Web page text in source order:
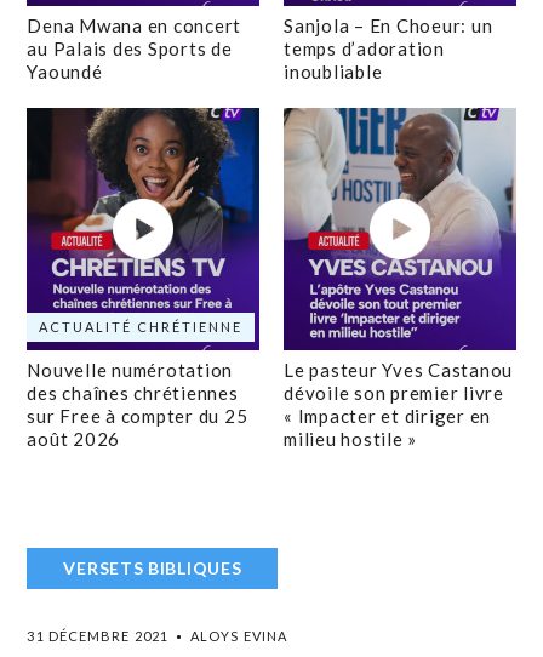
Dena Mwana en concert
au Palais des Sports de
Yaoundé
Sanjola – En Choeur: un
temps d’adoration
inoubliable
ACTUALITÉ CHRÉTIENNE
Nouvelle numérotation
des chaînes chrétiennes
sur Free à compter du 25
août 2026
Le pasteur Yves Castanou
dévoile son premier livre
« Impacter et diriger en
milieu hostile »
VERSETS BIBLIQUES
31 DÉCEMBRE 2021 ALOYS EVINA